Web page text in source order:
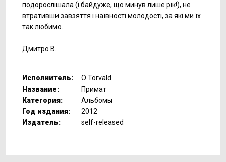
подорослішала (і байдуже, що минув лише рік!), не
втративши завзяття і наївності молодості, за які ми їх
так любимо.
Дмитро В.
Исполнитель:
О.Torvald
Название:
Примат
Категория:
Альбомы
Год издания:
2012
Издатель:
self-released